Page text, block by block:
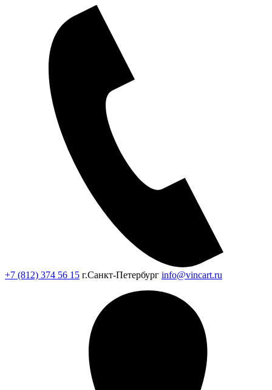
+7 (812) 374 56 15 г.Санкт-Петербург info@vincart.ru